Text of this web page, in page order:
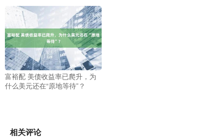
富裕配 美债收益率已爬升，为
什么美元还在“原地等待”？
相关评论